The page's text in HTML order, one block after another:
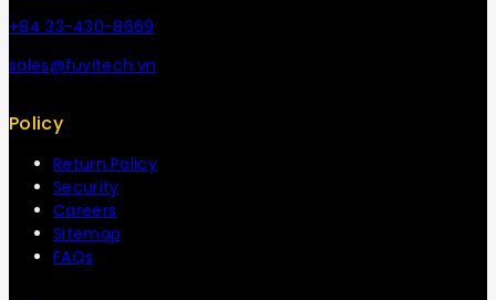
+84 33-430-8669
sales@fuvitech.vn
Policy
Return Policy
Security
Careers
Sitemap
FAQs